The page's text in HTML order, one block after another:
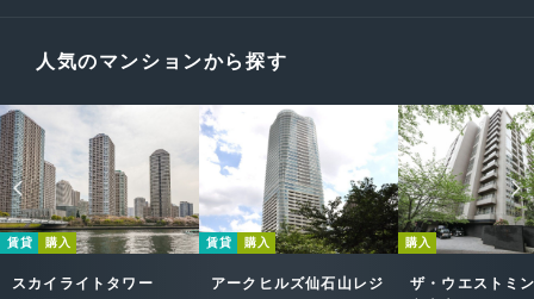
人気のマンションから探す
賃貸 購入
スカイライトタワー
賃貸 購入
アークヒルズ仙石山レジ
購入
ザ・ウエストミ